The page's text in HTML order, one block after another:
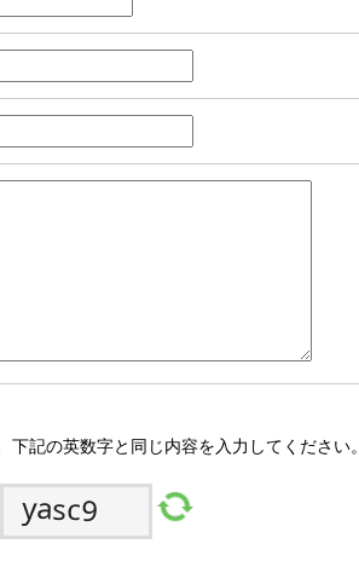
下記の英数字と同じ内容を入力してください。